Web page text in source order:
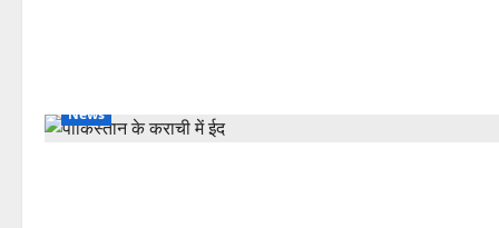
News